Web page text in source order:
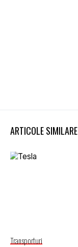
ARTICOLE SIMILARE
Transporturi